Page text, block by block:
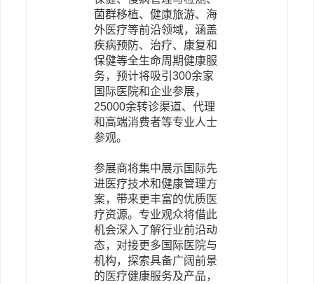
菌群移植、健康旅游、海
外医疗等前沿领域，涵盖
疾病预防、治疗、康复和
保健等全生命周期健康服
务，预计将吸引300余家
国际医院和企业参展，
25000余转诊渠道、代理
和高端消费者等专业人士
参观。
参展商将集中展示国际先
进医疗技术和健康管理方
案，带来更丰富的优质医
疗资源。专业观众将借此
机会深入了解行业前沿动
态，对接更多国际医院与
机构，探索具备广阔前景
的医疗健康服务及产品，